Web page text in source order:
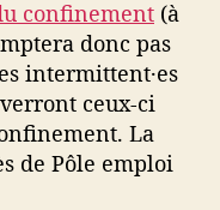
confinement (à
donc pas
intermittent·es
ceux-ci
La
de Pôle emploi